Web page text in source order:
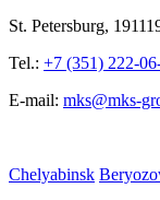
St. Petersburg,
Tel.: +7 (351) 222-
E-mail: mks@mks-
Chelyabinsk